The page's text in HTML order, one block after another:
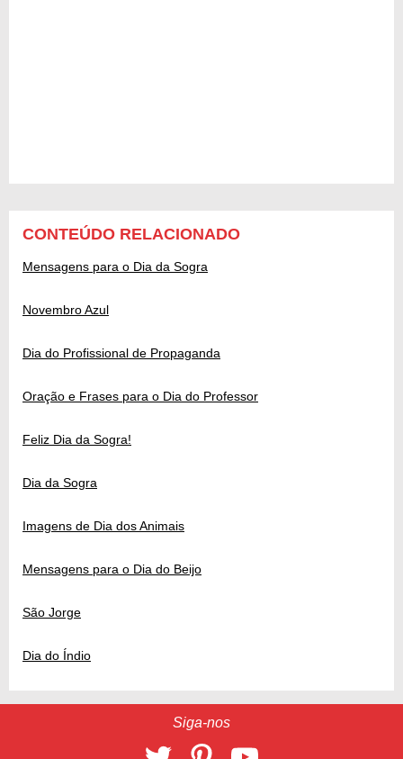
CONTEÚDO RELACIONADO
Mensagens para o Dia da Sogra
Novembro Azul
Dia do Profissional de Propaganda
Oração e Frases para o Dia do Professor
Feliz Dia da Sogra!
Dia da Sogra
Imagens de Dia dos Animais
Mensagens para o Dia do Beijo
São Jorge
Dia do Índio
Siga-nos